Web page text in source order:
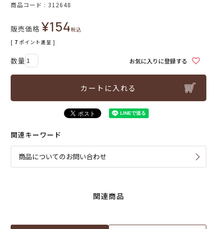
商品コード 312648
販売価格 ¥154税込
[ 7 ポイント進呈 ]
お気に入りに登録する
カートに入れる
関連キーワード
商品についてのお問い合わせ
関連商品